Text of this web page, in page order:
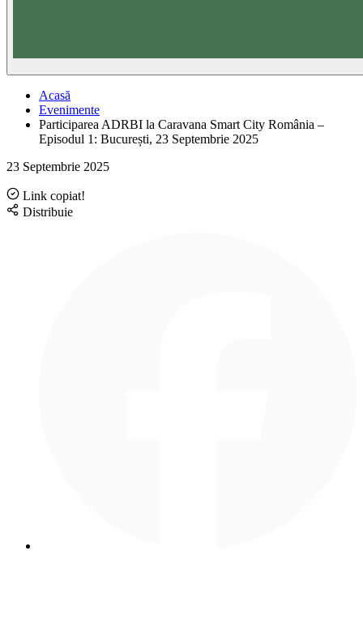
Acasă
Evenimente
Participarea ADRBI la Caravana Smart City România –
Episodul 1: București, 23 Septembrie 2025
23 Septembrie 2025
Link copiat!
Distribuie